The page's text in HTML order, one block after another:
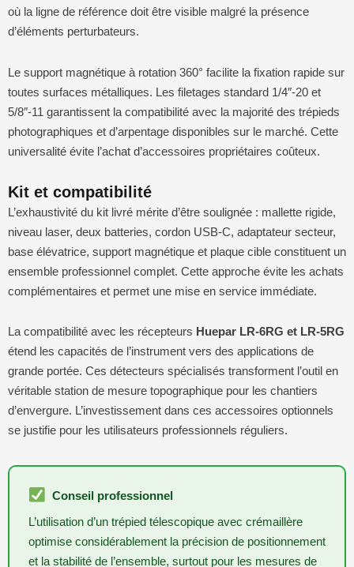
où la ligne de référence doit être visible malgré la présence
d’éléments perturbateurs.
Le support magnétique à rotation 360° facilite la fixation rapide sur
toutes surfaces métalliques. Les filetages standard 1/4″-20 et
5/8″-11 garantissent la compatibilité avec la majorité des trépieds
photographiques et d’arpentage disponibles sur le marché. Cette
universalité évite l’achat d’accessoires propriétaires coûteux.
Kit et compatibilité
L’exhaustivité du kit livré mérite d’être soulignée : mallette rigide,
niveau laser, deux batteries, cordon USB-C, adaptateur secteur,
base élévatrice, support magnétique et plaque cible constituent un
ensemble professionnel complet. Cette approche évite les achats
complémentaires et permet une mise en service immédiate.
La compatibilité avec les récepteurs Huepar LR-6RG et LR-5RG
étend les capacités de l’instrument vers des applications de
grande portée. Ces détecteurs spécialisés transforment l’outil en
véritable station de mesure topographique pour les chantiers
d’envergure. L’investissement dans ces accessoires optionnels
se justifie pour les utilisateurs professionnels réguliers.
Conseil professionnel
L’utilisation d’un trépied télescopique avec crémaillère
optimise considérablement la précision de positionnement
et la stabilité de l’ensemble, surtout pour les mesures de